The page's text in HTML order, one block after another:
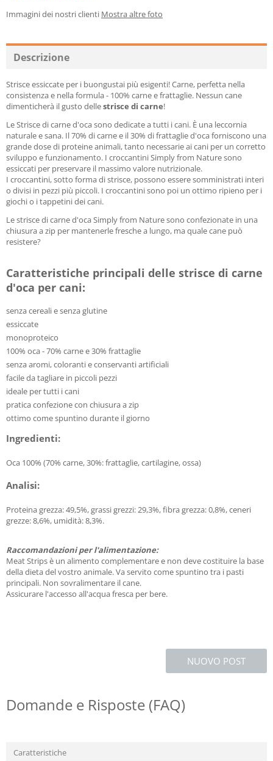
Immagini dei nostri clienti Mostra altre foto
Descrizione
Strisce essiccate per i buongustai più esigenti! Carne, perfetta nella
consistenza e nella formula - 100% carne e frattaglie. Nessun cane
dimenticherà il gusto dellestrisce di carne!
Le Strisce di carne d'oca sono dedicate a tutti i cani. È una leccornia
naturale e sana. Il 70% di carne e il 30% di frattaglie d'oca forniscono una
grande dose di proteine animali, tanto necessarie ai cani per un corretto
sviluppo e funzionamento. I croccantini Simply from Nature sono
essiccati per preservare il massimo valore nutrizionale.
I croccantini, sotto forma di strisce, possono essere somministrati interi
o divisi in pezzi più piccoli. I croccantini sono poi un ottimo ripieno per i
giochi o i tappetini dei cani.
Le strisce di carne d'oca Simply from Nature sono confezionate in una
chiusura a zip per mantenerle fresche a lungo, ma quale cane può
resistere?
Caratteristiche principali delle strisce di carne
d'oca per cani:
senza cereali e senza glutine
essiccate
monoproteico
100% oca - 70% carne e 30% frattaglie
senza aromi, coloranti e conservanti artificiali
facile da tagliare in piccoli pezzi
ideale per tutti i cani
pratica confezione con chiusura a zip
ottimo come spuntino durante il giorno
Ingredienti:
Oca 100% (70% carne, 30%: frattaglie, cartilagine, ossa)
Analisi:
Proteina grezza: 49,5%, grassi grezzi: 29,3%, fibra grezza: 0,8%, ceneri
grezze: 8,6%, umidità: 8,3%.
Raccomandazioni per l'alimentazione:
Meat Strips è un alimento complementare e non deve costituire la base
della dieta del vostro animale. Va servito come spuntino tra i pasti
principali. Non sovralimentare il cane.
Assicurare l'accesso all'acqua fresca per bere.
NUOVO POST
Domande e Risposte (FAQ)
Caratteristiche